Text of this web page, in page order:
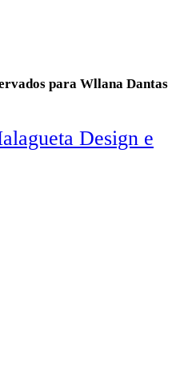
para Wllana Dantas
Design e